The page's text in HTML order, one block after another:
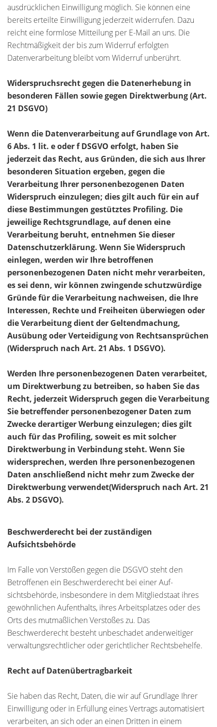
ausdrücklichen Einwilligung möglich. Sie können eine
bereits erteilte Einwilligung jederzeit widerrufen. Dazu
reicht eine formlose Mitteilung per E-Mail an uns. Die
Rechtmäßigkeit der bis zum Widerruf erfolgten
Datenverarbeitung bleibt vom Widerruf unberührt.
Widerspruchsrecht gegen die Datenerhebung in
besonderen Fällen sowie gegen Direktwerbung (Art.
21 DSGVO)
Wenn die Datenverarbeitung auf Grundlage von Art.
6 Abs. 1 lit. e oder f DSGVO erfolgt, haben Sie
jederzeit das Recht, aus Gründen, die sich aus Ihrer
besonderen Situation ergeben, gegen die
Verarbeitung Ihrer personenbezogenen Daten
Widerspruch einzulegen; dies gilt auch für ein auf
diese Bestimmungen gestütztes Profiling. Die
jeweilige Rechtsgrundlage, auf denen eine
Verarbeitung beruht, entnehmen Sie dieser
Datenschutzerklärung. Wenn Sie Widerspruch
einlegen, werden wir Ihre betroffenen
personenbezogenen Daten nicht mehr verarbeiten,
es sei denn, wir können zwingende schutzwürdige
Gründe für die Verarbeitung nachweisen, die Ihre
Interessen, Rechte und Freiheiten überwiegen oder
die Verarbeitung dient der Geltendmachung,
Ausübung oder Verteidigung von Rechtsansprüchen
(Widerspruch nach Art. 21 Abs. 1 DSGVO).
Werden Ihre personenbezogenen Daten verarbeitet,
um Direktwerbung zu betreiben, so haben Sie das
Recht, jederzeit Widerspruch gegen die Verarbeitung
Sie betreffender personenbezogener Daten zum
Zwecke derartiger Werbung einzulegen; dies gilt
auch für das Profiling, soweit es mit solcher
Direktwerbung in Verbindung steht. Wenn Sie
widersprechen, werden Ihre personenbezogenen
Daten anschließend nicht mehr zum Zwecke der
Direktwerbung verwendet(Widerspruch nach Art. 21
Abs. 2 DSGVO).
Beschwerderecht bei der zuständigen
Aufsichtsbehörde
Im Falle von Verstößen gegen die DSGVO steht den
Betroffenen ein Beschwerderecht bei einer Auf-
sichtsbehörde, insbesondere in dem Mitgliedstaat ihres
gewöhnlichen Aufenthalts, ihres Arbeitsplatzes oder des
Orts des mutmaßlichen Verstoßes zu. Das
Beschwerderecht besteht unbeschadet anderweitiger
verwaltungsrechtlicher oder gerichtlicher Rechtsbehelfe.
Recht auf Datenübertragbarkeit
Sie haben das Recht, Daten, die wir auf Grundlage Ihrer
Einwilligung oder in Erfüllung eines Vertrags automatisiert
verarbeiten, an sich oder an einen Dritten in einem